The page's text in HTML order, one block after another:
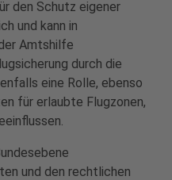
den Schutz eigener
und kann in
Amtshilfe
durch die
eine Rolle, ebenso
für erlaubte Flugzonen,
und den rechtlichen